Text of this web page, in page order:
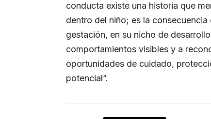
conducta existe una historia que
dentro del niño; es la
gestación, en su nicho de
comportamientos visibles y a
oportunidades de cuidado,
potencial”.